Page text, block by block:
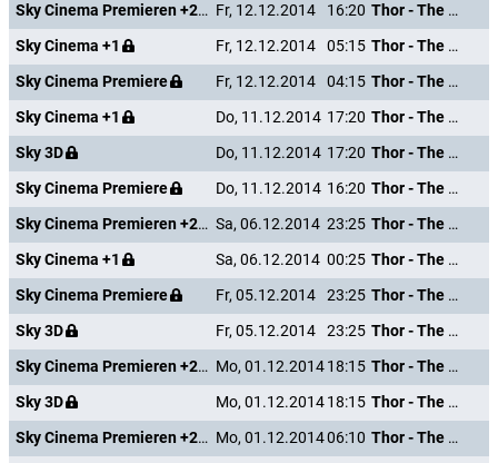
Sky Cinema Premieren +24 Fr, 12.12.2014 16:20
Thor - The Dark Kingdom
Sky Cinema +1
Fr, 12.12.2014 05:15
Thor - The Dark Kingdom
Sky Cinema Premiere
Fr, 12.12.2014 04:15
Thor - The Dark Kingdom
Sky Cinema +1
Do, 11.12.2014 17:20
Thor - The Dark Kingdom
Sky 3D
Do, 11.12.2014 17:20
Thor - The Dark Kingdom
Sky Cinema Premiere
Do, 11.12.2014 16:20
Thor - The Dark Kingdom
Sky Cinema Premieren +24 Sa, 06.12.2014 23:25
Thor - The Dark Kingdom
Sky Cinema +1
Sa, 06.12.2014 00:25
Thor - The Dark Kingdom
Sky Cinema Premiere
Fr, 05.12.2014 23:25
Thor - The Dark Kingdom
Sky 3D
Fr, 05.12.2014 23:25
Thor - The Dark Kingdom
Sky Cinema Premieren +24 Mo, 01.12.201418:15
Thor - The Dark Kingdom
Sky 3D
Mo, 01.12.201418:15
Thor - The Dark Kingdom
Sky Cinema Premieren +24 Mo, 01.12.201406:10
Thor - The Dark Kingdom